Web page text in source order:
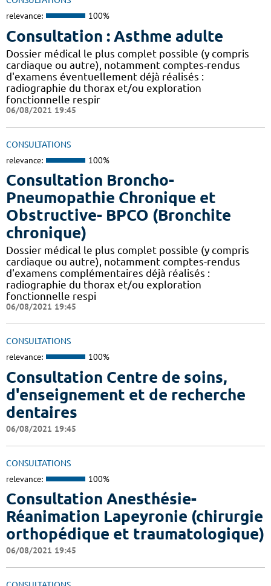
relevance: 100%
Consultation : Asthme adulte
Dossier médical le plus complet possible (y compris
cardiaque ou autre), notamment comptes-rendus
d'examens éventuellement déjà réalisés :
radiographie du thorax et/ou exploration
fonctionnelle respir
06/08/2021 19:45
CONSULTATIONS
relevance: 100%
Consultation Broncho-
Pneumopathie Chronique et
Obstructive- BPCO (Bronchite
chronique)
Dossier médical le plus complet possible (y compris
cardiaque ou autre), notamment comptes-rendus
d'examens complémentaires déjà réalisés :
radiographie du thorax et/ou exploration
fonctionnelle respi
06/08/2021 19:45
CONSULTATIONS
relevance: 100%
Consultation Centre de soins,
d'enseignement et de recherche
dentaires
06/08/2021 19:45
CONSULTATIONS
relevance: 100%
Consultation Anesthésie-
Réanimation Lapeyronie (chirurgie
orthopédique et traumatologique)
06/08/2021 19:45